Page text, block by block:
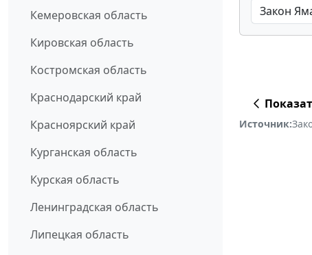
Кемеровская область
Кировская область
Костромская область
Краснодарский край
Красноярский край
Курганская область
Курская область
Ленинградская область
Липецкая область
Источник: